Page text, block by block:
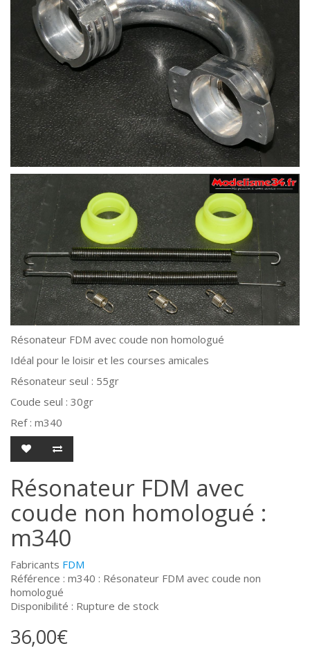
Résonateur FDM avec coude non homologué
Idéal pour le loisir et les courses amicales
Résonateur seul : 55gr
Coude seul : 30gr
Ref : m340
Résonateur FDM avec
coude non homologué :
m340
Fabricants FDM
Référence : m340 : Résonateur FDM avec coude non
homologué
Disponibilité : Rupture de stock
36,00€